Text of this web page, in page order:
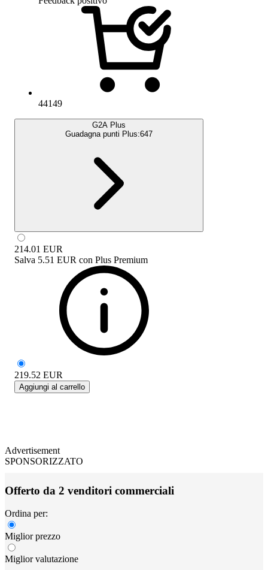
44149
G2A Plus
Guadagna punti Plus:647
214.01 EUR
Salva 5.51 EUR con Plus Premium
219.52 EUR
Aggiungi al carrello
Advertisement
SPONSORIZZATO
Offerto da 2 venditori commerciali
Ordina per:
Miglior prezzo
Miglior valutazione